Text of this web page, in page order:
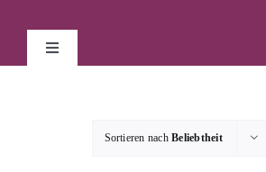
Toggle
Sortieren nachBeliebtheit